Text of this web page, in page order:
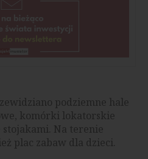
podziemne hale
komórki lokatorskie
Na terenie
plac zabaw dla dzieci.